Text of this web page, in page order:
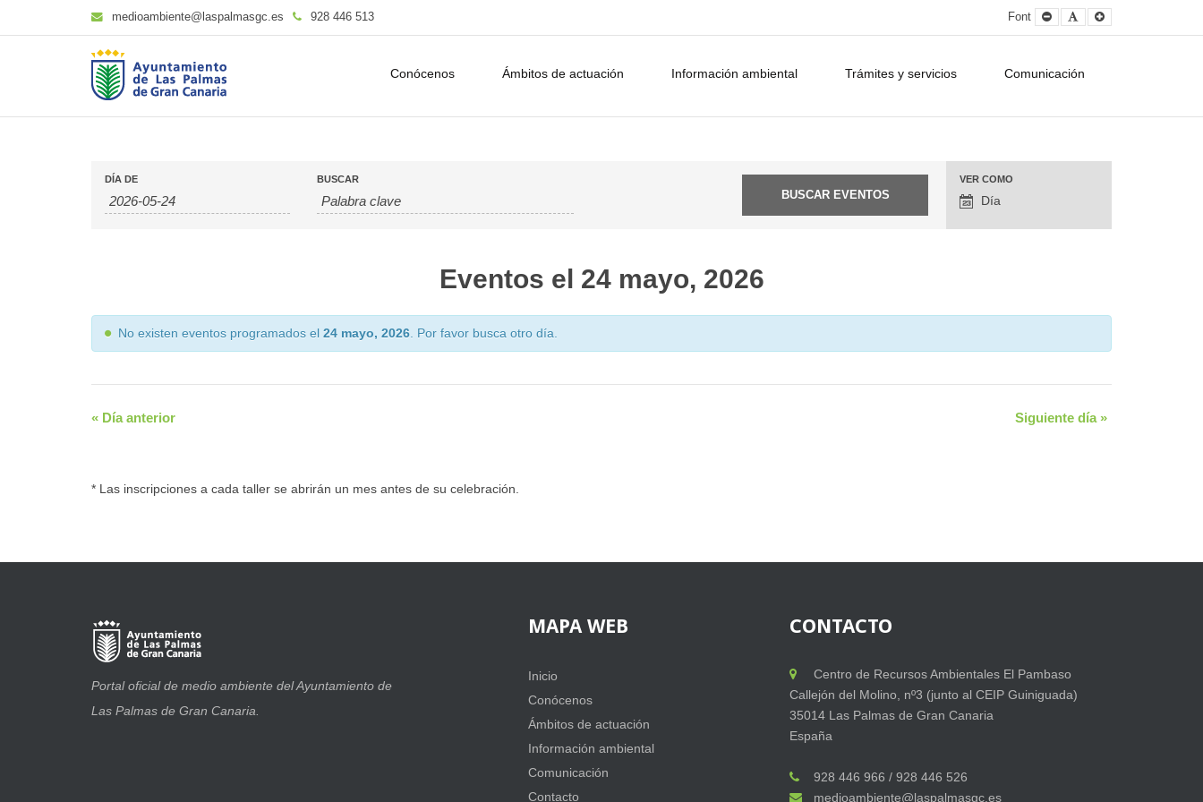
medioambiente@laspalmasgc.es 928 446 513 Font
Smaller
Font
Default
Font
Larger
Font
Conócenos Ámbitos de actuación Información ambiental Trámites y servicios Comunicación
Navegación
entre
vistas
VER COMO
Día
DÍA DE BUSCAR
Eventos el 24 mayo, 2026
No existen eventos programados el 24 mayo, 2026 . Por favor busca otro día.
« Día anterior Siguiente día »
* Las inscripciones a cada taller se abrirán un mes antes de su celebración.
Portal oficial de medio ambiente del Ayuntamiento de
Las Palmas de Gran Canaria.
MAPA WEB
Inicio
Conócenos
Ámbitos de actuación
Información ambiental
Comunicación
Contacto
CONTACTO
Centro de Recursos Ambientales El Pambaso
Callejón del Molino, nº3 (junto al CEIP Guiniguada)
35014 Las Palmas de Gran Canaria
España
928 446 966 / 928 446 526
medioambiente@laspalmasgc.es